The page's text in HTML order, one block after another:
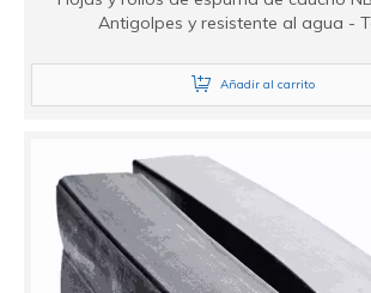
Antigolpes y resistente al agua -
Añadir al carrito